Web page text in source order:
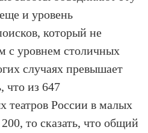
и уровень
который не
с уровнем столичных
случаях превышает
что из 647
театров России в малых
то сказать, что общий